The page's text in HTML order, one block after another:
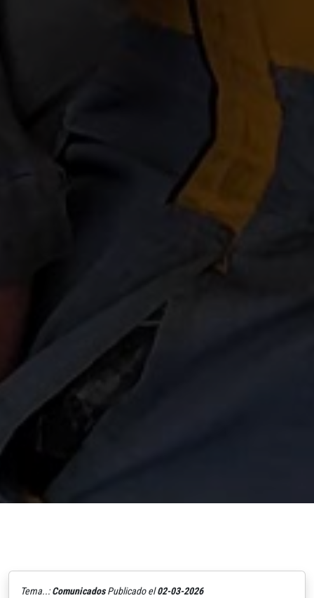
Tema..:ComunicadosPublicado el02-03-2026